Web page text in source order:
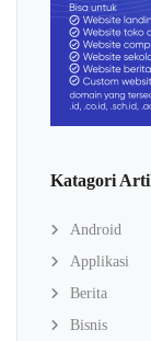
Katagori
Android
Applikasi
Berita
Bisnis